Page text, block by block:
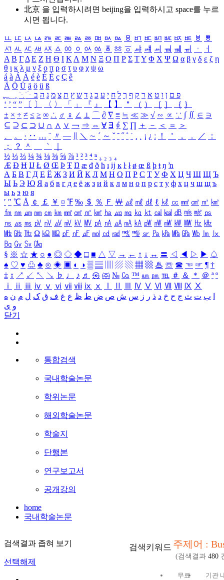
北京 을 입력하시려면 beijing을 입력하시고 space를 누르
시면 됩니다.
ㅥ ㅦ ㅧ ㅨ ㅩ ㅪ ㅫ ㅬ ㅭ ㅮ ㅯ ㅰ ㅱ ㅲ ㅳ ㅴ ㅵ ㅶ ㅷ ㅸ
ㅹ
ㅺ ㅻ ㅼ ㅽ ㅾ ㅿ ㆀ ㆁ ㆂ ㆃ ㆄ ㆅ ㆆ ㆇ ㆈ ㆉ ㆊ ㆋ ㆌ ㆍ
ㆎ
Α Β ΓΔ Ε Ζ Η Θ Ι ΚΛ Μ Ν Ξ Ο Π Ρ Σ ΤΥ Φ Χ Ψ Ω α β γ δ ε ζ η
θ ι κ λ μ ν ξ ο π ρ σ τ υ φ χ ψ ω
á à Á À é è É È ç Ç ê
Ä Ö Ü ä ö ü ß
ִֶֹ ֻּ ׁׂ פ ם ן ו ט א ר ק ף ך ל ח י ע כ ג ד ש ץ ת צ מ נ ה ב
‘ ’ “ ” 〔 〕 〈 〉 「 」 『 』 【 】 ＂ （ ） ［ ］ ｛ ｝
± × ÷ ≠ ≤ ≥ ∞ ∴ ♂ ♀ ∠ ⊥ ⌒ ∂ ∇ ≡ ≒ ≪ ≫ √ ∽ ∝ ∵ ∫ ∬ ∈ ∋
⊆ ⊇ ⊂ ⊃ ∪ ∩ ∧ ∨ ￢ ⇒ ⇔ ∀ ∃ ∮ ∑ ∏ ＋ － ＜ ＝
＞
、
。 · ‥ … ¨ 〃 ― ＼ ∼ ´ ～ ˇ ˘ ˝ ˚ ˙ ¸ ¡ ¿ ː ！ ＇ ， ． ／
：
；
？ ＾ ｀
½ ⅓ ⅔ ¼ ¾ ⅛ ⅜ ⅝ ⅞ ¹ ² ³ ⁴ ⁿ ₁ ₂ ₃ ₄
Æ Ð Ħ Ĳ Ł Ø Œ Þ Ŧ Ŋ æ đ ð ħ ı ĳ ĸ ŀ ł ø œ ß þ ŧ ŋ ŉ
А Б В Г Д Е Ё Ж З И Й К Л М Н О П Р С Т У Ф Х Ц Ч Ш Щ Ъ
Ы Ь Э Ю Я а б в г д е ё ж з и й к л м н о п р с т у ф х ц ч ш щ ъ
ы ь э ю я
′ ″ ℃ Å ￠ ￡ ￥ ¤ ℉ ‰ ＄ ％ Ｆ ￦ ㎕ ㎖ ㎗ ℓ ㎘ ㏄ ㎣ ㎤ ㎥ ㎦
㎙ ㎚ ㎛ ㎜ ㎝ ㎞ ㎟ ㎠ ㎡ ㎢ ㏊ ㎍ ㎎ ㎏ ㏏ ㎈ ㎉ ㏈ ㎧ ㎨ ㎰
㎱ ㎲ ㎳ ㎴ ㎵ ㎶ ㎷ ㎸ ㎹ ㎀ ㎁ ㎂ ㎃ ㎄ ㎺ ㎻ ㎽ ㎾ ㎿ ㎐ ㎑
㎒ ㎓ ㎔ Ω ㏀ ㏁ ㎊ ㎋ ㎌ ㏖ ㏅ ㎭ ㎮ ㎯ ㏛ ㎩ ㎪ ㎫ ㎬ ㏝ ㏐
㏓
㏃ ㏉ ㏜ ㏆
§ ※ ☆ ★ ○ ● ◎ ◇ ◆ □ ■ △ ▽ → ← ↑ ↓ ↔ 〓 ◁ ◀ ▷ ▶ ♤
♠ ♡ ♥ ♧ ♣ ⊙ ◈ ▣ ◐ ◑ ▒ ▤ ▨ ▧ ▦ ▩ ♨ ☏ ☎ ☜ ☞ ¶ †
‡ ↕ ↗ ↙ ↖ ↘ ♭ ♩ ♪ ♬ ㉿ ㈜ № ㏇ ™ ㏂ ㏘ ℡ ＃ ＆ ＊ ＠ ª º
ⅰ
ⅱ ⅲ ⅳ ⅴ ⅵ ⅶ ⅷ ⅸ ⅹ Ⅳ Ⅴ Ⅵ Ⅶ Ⅷ Ⅸ Ⅹ
ب ت ث ج ح خ د ذ ر ز س ش ص ض ط ظ ع غ ف ق ک ل م ن ه
و ی
닫기
통합검색
국내학술논문
학위논문
해외학술논문
학술지
단행본
연구보고서
공개강의
home
국내학술논문
검색결과 좁혀 보기
선택해제
검색키워드 주제어 :
(검색결과 480
무료 기관